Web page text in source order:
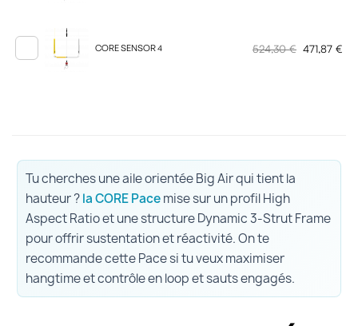
CORE SENSOR 4 524,30 € 471,87 €
Tu cherches une aile orientée Big Air qui tient la
hauteur ?la CORE Pacemise sur un profil High
Aspect Ratio et une structure Dynamic 3-Strut Frame
pour offrir sustentation et réactivité. On te
recommande cette Pace si tu veux maximiser
hangtime et contrôle en loop et sauts engagés.